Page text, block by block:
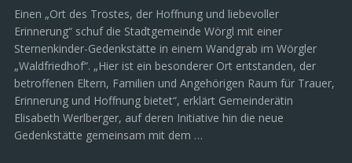
Einen „Ort des Trostes, der Hoffnung und liebevoller
Erinnerung“ schuf die Stadtgemeinde Wörgl mit einer
Sternenkinder-Gedenkstätte in einem Wandgrab im Wörgler
„Waldfriedhof“. „Hier ist ein besonderer Ort entstanden, der
betroffenen Eltern, Familien und Angehörigen Raum für Trauer,
Erinnerung und Hoffnung bietet“, erklärt Gemeinderätin
Elisabeth Werlberger, auf deren Initiative hin die neue
Gedenkstätte gemeinsam mit dem …